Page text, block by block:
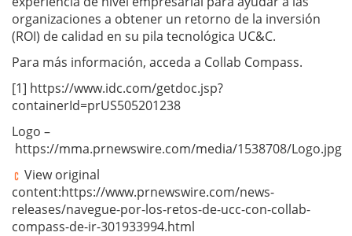
organizaciones a obtener un retorno de la inversión
(ROI) de calidad en su pila tecnológica UC&C.
Para más información, acceda a Collab Compass.
[1] https://www.idc.com/getdoc.jsp?
containerId=prUS505201238
Logo –
https://mma.prnewswire.com/media/1538708/Logo.jpg
View original
content:https://www.prnewswire.com/news-
releases/navegue-por-los-retos-de-ucc-con-collab-
compass-de-ir-301933994.html